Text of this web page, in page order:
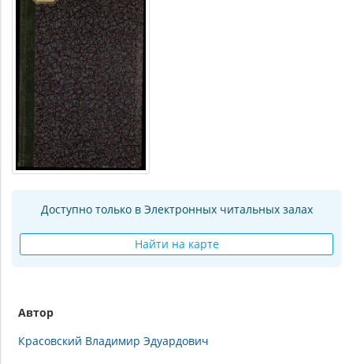
Доступно только в Электронных читальных залах
Найти на карте
Автор
Красовский Владимир Эдуардович